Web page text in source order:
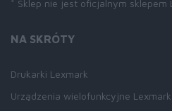
* Sklep nie jest oficjalnym sklepem
NA SKRÓTY
Drukarki Lexmark
Urządzenia wielofunkcyjne Lexmark